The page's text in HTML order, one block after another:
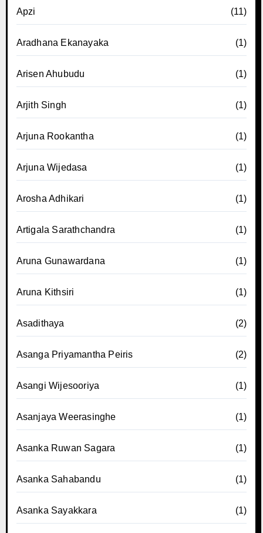
Apzi (11)
Aradhana Ekanayaka (1)
Arisen Ahubudu (1)
Arjith Singh (1)
Arjuna Rookantha (1)
Arjuna Wijedasa (1)
Arosha Adhikari (1)
Artigala Sarathchandra (1)
Aruna Gunawardana (1)
Aruna Kithsiri (1)
Asadithaya (2)
Asanga Priyamantha Peiris (2)
Asangi Wijesooriya (1)
Asanjaya Weerasinghe (1)
Asanka Ruwan Sagara (1)
Asanka Sahabandu (1)
Asanka Sayakkara (1)